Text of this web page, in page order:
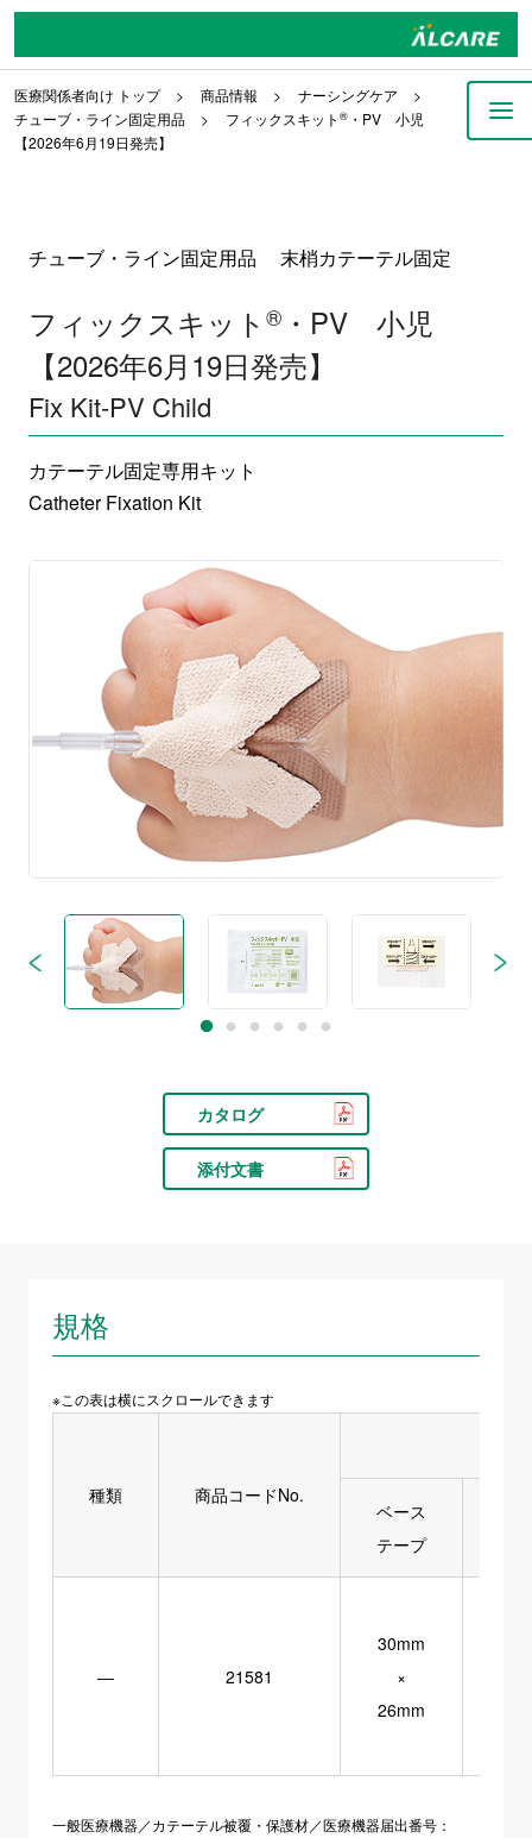
医療関係者向け トップ 商品情報
ナーシングケア
チューブ・ライン固定用品
フィックスキット ®・PV 小児
【2026年6月19日発売】
チューブ・ライン固定用品 末梢カテーテル固定
フィックスキット ®・PV 小児
【2026年6月19日発売】
Fix Kit-PV Child
カテーテル固定専用キット
Catheter Fixation Kit
カタログ
添付文書
規格
※この表は横にスクロールできます
種類 商品コードNo.
ベース
テープ
― 21581
30mm
×
26mm
一般医療機器／カテーテル被覆・保護材／医療機器届出番号：